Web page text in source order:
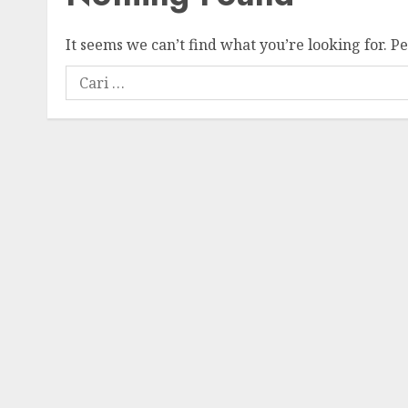
It seems we can’t find what you’re looking for.
Cari
untuk: